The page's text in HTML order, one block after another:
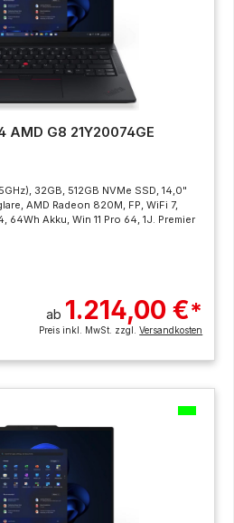
AMD G8 21Y20074GE
32GB, 512GB NVMe SSD, 14,0"
AMD Radeon 820M, FP, WiFi 7,
64Wh Akku, Win 11 Pro 64, 1J. Premier
ab 1.214,00 €*
Preis inkl. MwSt. zzgl.Versandkosten